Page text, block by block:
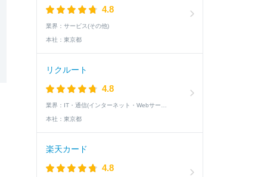
4.8
業界： サービス(その他)
本社： 東京都
リクルート
4.8
業界：
本社： 東京都
楽天カード
4.8